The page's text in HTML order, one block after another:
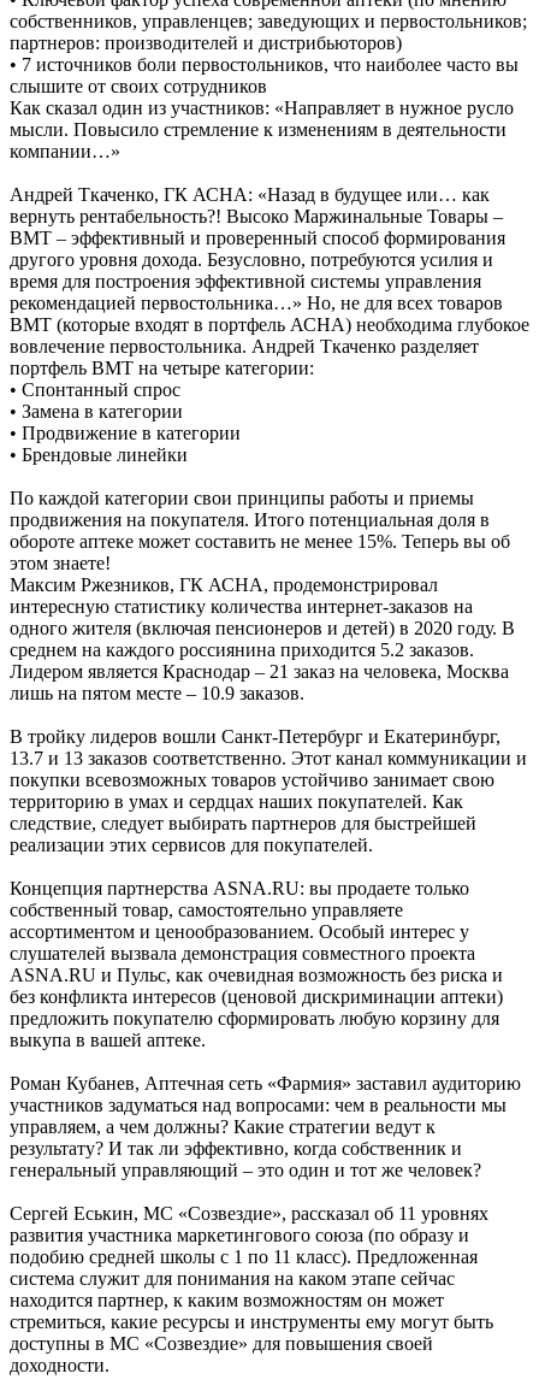
собственников, управленцев; заведующих и первостольников;
партнеров: производителей и дистрибьюторов)
• 7 источников боли первостольников, что наиболее часто вы
слышите от своих сотрудников
Как сказал один из участников: «Направляет в нужное русло
мысли. Повысило стремление к изменениям в деятельности
компании…»
Андрей Ткаченко, ГК АСНА: «Назад в будущее или… как
вернуть рентабельность?! Высоко Маржинальные Товары –
ВМТ – эффективный и проверенный способ формирования
другого уровня дохода. Безусловно, потребуются усилия и
время для построения эффективной системы управления
рекомендацией первостольника…» Но, не для всех товаров
ВМТ (которые входят в портфель АСНА) необходима глубокое
вовлечение первостольника. Андрей Ткаченко разделяет
портфель ВМТ на четыре категории:
• Спонтанный спрос
• Замена в категории
• Продвижение в категории
• Брендовые линейки
По каждой категории свои принципы работы и приемы
продвижения на покупателя. Итого потенциальная доля в
обороте аптеке может составить не менее 15%. Теперь вы об
этом знаете!
Максим Ржезников, ГК АСНА, продемонстрировал
интересную статистику количества интернет-заказов на
одного жителя (включая пенсионеров и детей) в 2020 году. В
среднем на каждого россиянина приходится 5.2 заказов.
Лидером является Краснодар – 21 заказ на человека, Москва
лишь на пятом месте – 10.9 заказов.
В тройку лидеров вошли Санкт-Петербург и Екатеринбург,
13.7 и 13 заказов соответственно. Этот канал коммуникации и
покупки всевозможных товаров устойчиво занимает свою
территорию в умах и сердцах наших покупателей. Как
следствие, следует выбирать партнеров для быстрейшей
реализации этих сервисов для покупателей.
Концепция партнерства ASNA.RU: вы продаете только
собственный товар, самостоятельно управляете
ассортиментом и ценообразованием. Особый интерес у
слушателей вызвала демонстрация совместного проекта
ASNA.RU и Пульс, как очевидная возможность без риска и
без конфликта интересов (ценовой дискриминации аптеки)
предложить покупателю сформировать любую корзину для
выкупа в вашей аптеке.
Роман Кубанев, Аптечная сеть «Фармия» заставил аудиторию
участников задуматься над вопросами: чем в реальности мы
управляем, а чем должны? Какие стратегии ведут к
результату? И так ли эффективно, когда собственник и
генеральный управляющий – это один и тот же человек?
Сергей Еськин, МС «Созвездие», рассказал об 11 уровнях
развития участника маркетингового союза (по образу и
подобию средней школы с 1 по 11 класс). Предложенная
система служит для понимания на каком этапе сейчас
находится партнер, к каким возможностям он может
стремиться, какие ресурсы и инструменты ему могут быть
доступны в МС «Созвездие» для повышения своей
доходности.